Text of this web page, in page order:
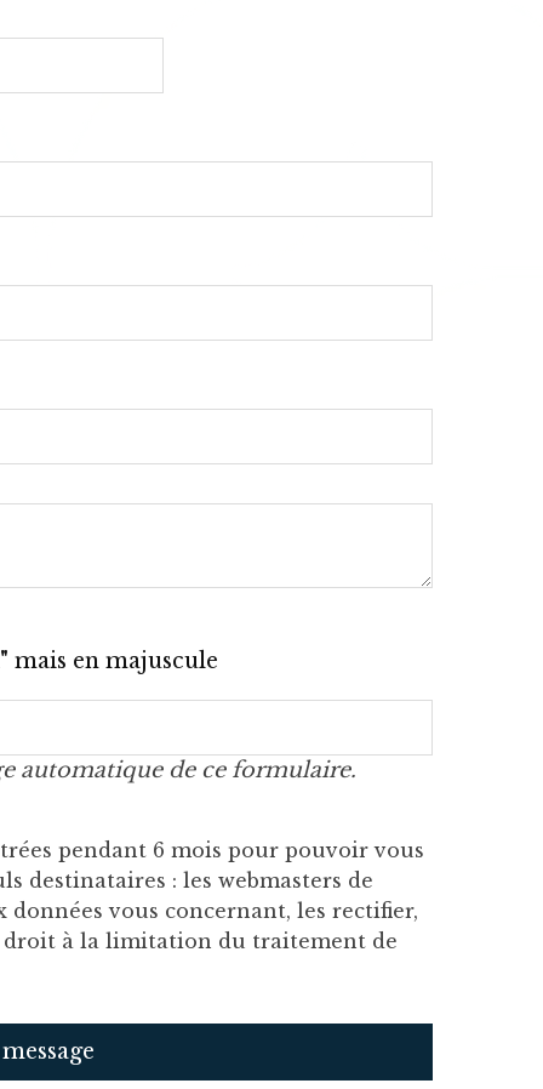
mais en majuscule
automatique de ce formulaire.
pendant 6 mois pour pouvoir vous
destinataires : les webmasters de
vous concernant, les rectifier,
droit à la limitation du traitement de